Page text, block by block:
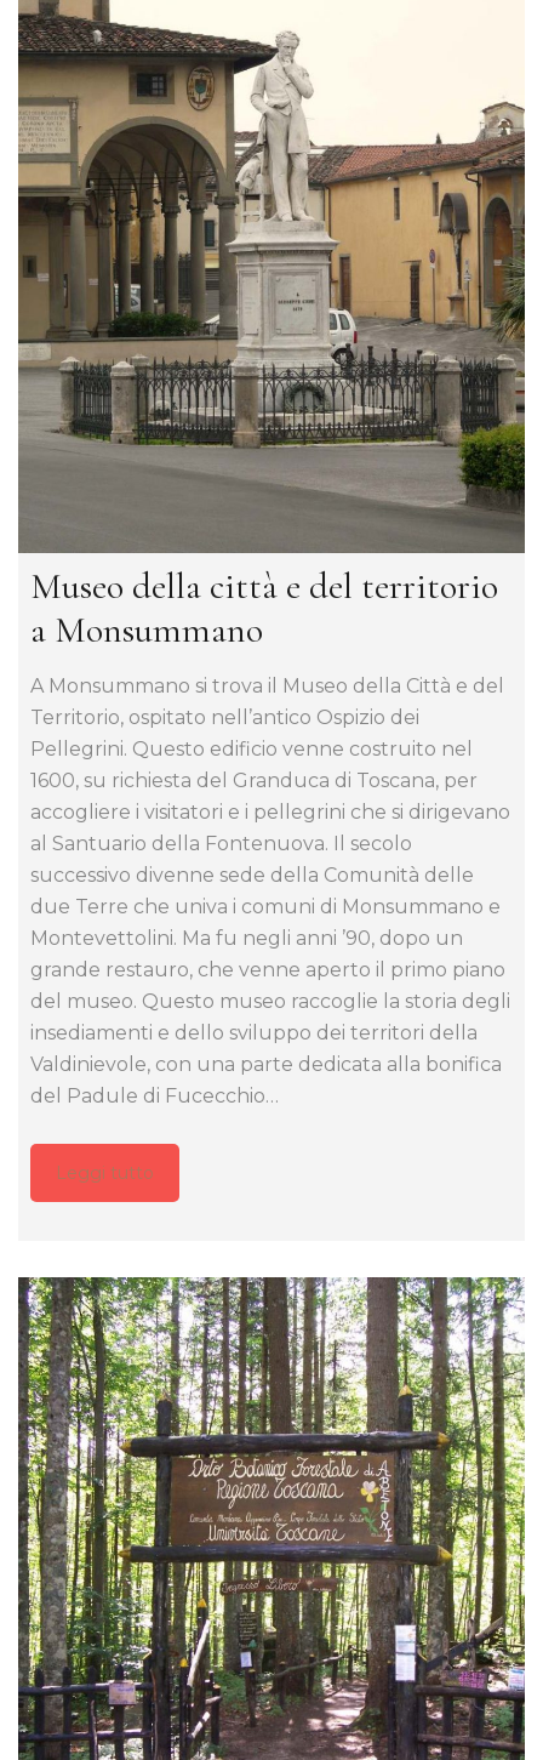
Museo della città e del territorio
a Monsummano
A Monsummano si trova il Museo della Città e del
Territorio, ospitato nell’antico Ospizio dei
Pellegrini. Questo edificio venne costruito nel
1600, su richiesta del Granduca di Toscana, per
accogliere i visitatori e i pellegrini che si dirigevano
al Santuario della Fontenuova. Il secolo
successivo divenne sede della Comunità delle
due Terre che univa i comuni di Monsummano e
Montevettolini. Ma fu negli anni ’90, dopo un
grande restauro, che venne aperto il primo piano
del museo. Questo museo raccoglie la storia degli
insediamenti e dello sviluppo dei territori della
Valdinievole, con una parte dedicata alla bonifica
del Padule di Fucecchio…
Leggi tutto